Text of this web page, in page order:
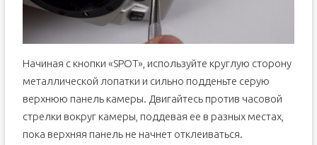
Начиная с кнопки «SPOT», используйте круглую сторону
металлической лопатки и сильно подденьте серую
верхнюю панель камеры. Двигайтесь против часовой
стрелки вокруг камеры, поддевая ее в разных местах,
пока верхняя панель не начнет отклеиваться.